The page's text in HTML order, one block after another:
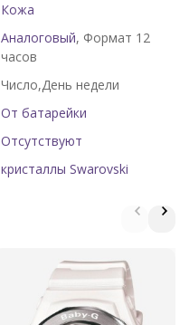
Кожа
Аналоговый, Формат 12
часов
Число,День недели
От батарейки
Отсутствуют
кристаллы Swarovski